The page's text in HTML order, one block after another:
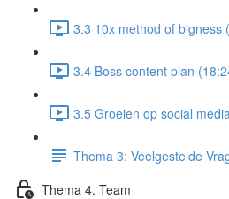
3.3 10x method of bigness
3.4 Boss content plan
3.5 Groeien op social
Thema 3: Veelgestelde
Thema 4. Team